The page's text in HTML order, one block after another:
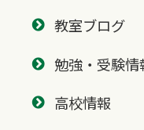
教室ブログ
勉強・受験
高校情報